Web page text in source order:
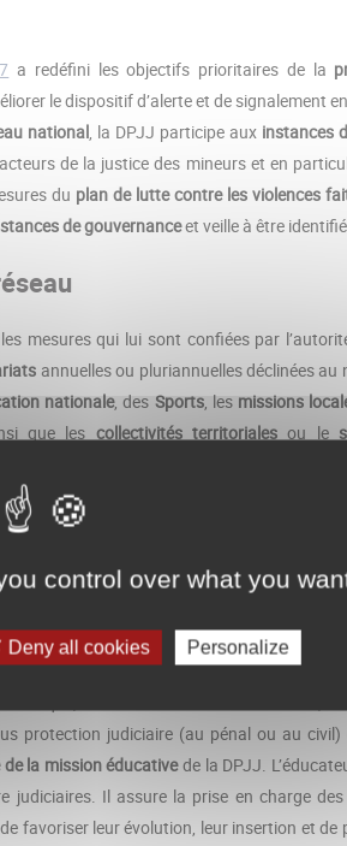
a redéfini les objectifs prioritaires de la
le dispositif d’alerte et de signalement
national, la DPJJ participe aux instances
de la justice des mineurs et en
du plan de lutte contre les violences
de gouvernanceet veille à être
mesures qui lui sont confiées par
annuelles ou pluriannuelles déclinées
nationale, des Sports, les missions
que les collectivités territoriales ou le
à l’insertion sociale, scolaire et
par ailleurs des
de
promouvoir la citoyenneté
et
de la DPJJ , -directeurs de service
professeurs techniques,
protection judiciaire (au pénal ou au civil)
de la mission éducativede la DPJJ.
judiciaires. Il assure la prise en charge
favoriser leur évolution, leur insertion et de
control over what you
Deny all cookies Personalize